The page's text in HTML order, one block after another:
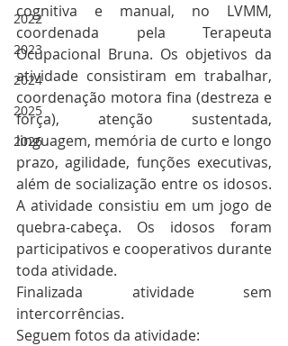
2022
2023
2024
2025
2026
cognitiva e manual, no LVMM,
coordenada pela Terapeuta
Ocupacional Bruna. Os objetivos da
atividade consistiram em trabalhar,
coordenação motora fina (destreza e
força), atenção sustentada,
linguagem, memória de curto e longo
prazo, agilidade, funções executivas,
além de socialização entre os idosos.
A atividade consistiu em um jogo de
quebra-cabeça. Os idosos foram
participativos e cooperativos durante
toda atividade.
Finalizada atividade sem
intercorrências.
Seguem fotos da atividade: